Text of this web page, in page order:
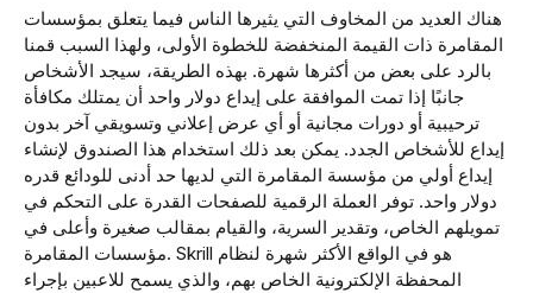
هناك العديد من المخاوف التي يثيرها الناس فيما يتعلق بمؤسسات
المقامرة ذات القيمة المنخفضة للخطوة الأولى، ولهذا السبب قمنا
بالرد على بعض من أكثرها شهرة. بهذه الطريقة، سيجد الأشخاص
جانبًا إذا تمت الموافقة على إيداع دولار واحد أن يمتلك مكافأة
ترحيبية أو دورات مجانية أو أي عرض إعلاني وتسويقي آخر بدون
إيداع للأشخاص الجدد. يمكن بعد ذلك استخدام هذا الصندوق لإنشاء
إيداع أولي من مؤسسة المقامرة التي لديها حد أدنى للودائع قدره
دولار واحد. توفر العملة الرقمية للصفحات القدرة على التحكم في
تمويلهم الخاص، وتقدير السرية، والقيام بمقالب صغيرة وأعلى في
مؤسسات المقامرة. Skrill هو في الواقع الأكثر شهرة لنظام
المحفظة الإلكترونية الخاص بهم، والذي يسمح للاعبين بإجراء